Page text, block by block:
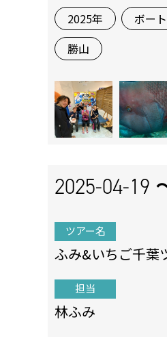
2025年 ボート
勝山
2025-04-19
ツアー名
ふみ&いちご千葉
担当
林ふみ